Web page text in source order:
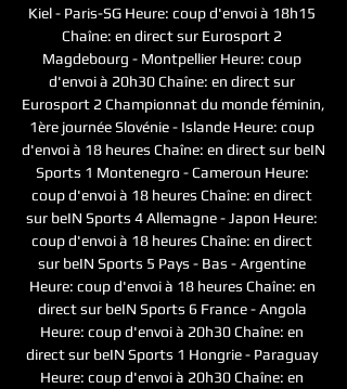
Kiel - Paris-SG Heure: coup d'envoi à 18h15
Chaîne: en direct sur Eurosport 2
Magdebourg - Montpellier Heure: coup
d'envoi à 20h30 Chaîne: en direct sur
Eurosport 2 Championnat du monde féminin,
1ère journée Slovénie - Islande Heure: coup
d'envoi à 18 heures Chaîne: en direct sur beIN
Sports 1 Montenegro - Cameroun Heure:
coup d'envoi à 18 heures Chaîne: en direct
sur beIN Sports 4 Allemagne - Japon Heure:
coup d'envoi à 18 heures Chaîne: en direct
sur beIN Sports 5 Pays - Bas - Argentine
Heure: coup d'envoi à 18 heures Chaîne: en
direct sur beIN Sports 6 France - Angola
Heure: coup d'envoi à 20h30 Chaîne: en
direct sur beIN Sports 1 Hongrie - Paraguay
Heure: coup d'envoi à 20h30 Chaîne: en